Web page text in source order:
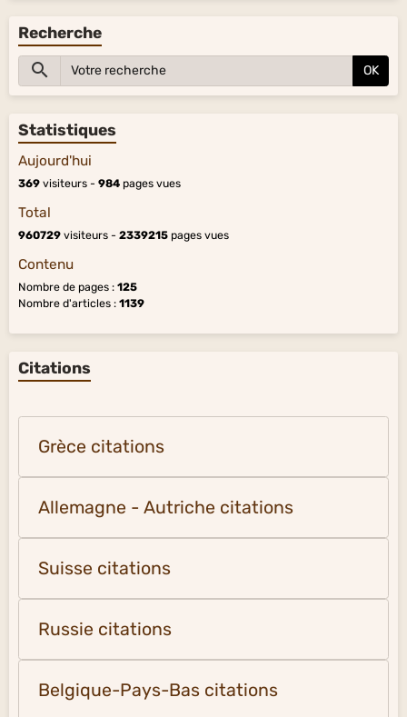
Recherche
OK
Statistiques
Aujourd'hui
369 visiteurs - 984 pages vues
Total
960729 visiteurs - 2339215 pages vues
Contenu
Nombre de pages : 125
Nombre d'articles : 1139
Citations
Grèce citations
Allemagne - Autriche citations
Suisse citations
Russie citations
Belgique-Pays-Bas citations